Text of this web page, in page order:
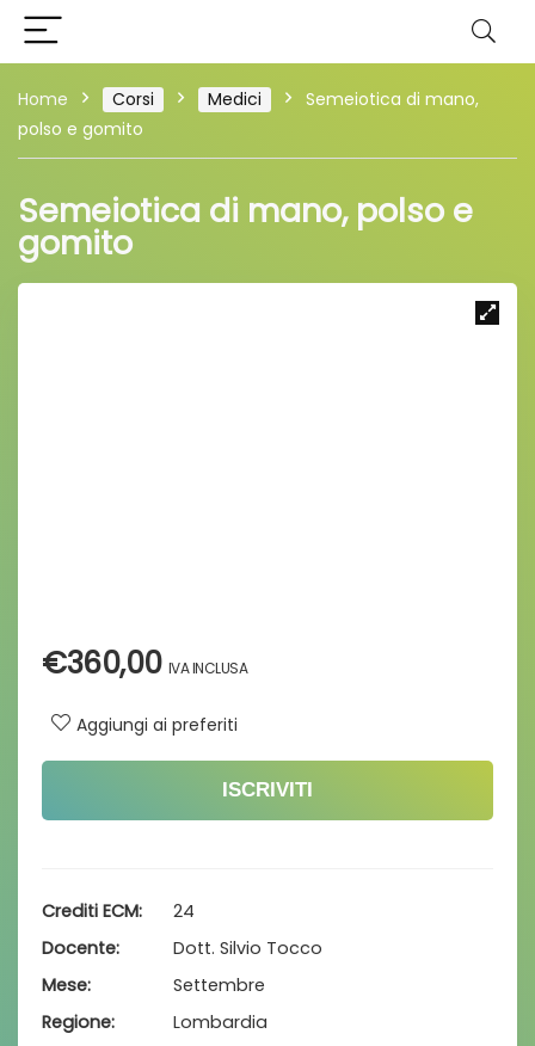
Home Corsi Medici
Semeiotica di mano,
polso e gomito
Semeiotica di mano, polso e
gomito
€360,00
Aggiungi ai preferiti
ISCRIVITI
Crediti ECM
24
Docente
Dott. Silvio Tocco
Mese
Settembre
Regione
Lombardia